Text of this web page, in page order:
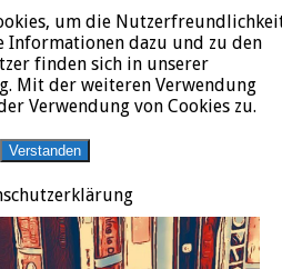
IMPRESSUM ÜBER JURALIT
juristischer Literatur
um die
Informationen dazu und zu den
finden sich in unserer
Mit der weiteren Verwendung
Verwendung von Cookies zu.
Verstanden